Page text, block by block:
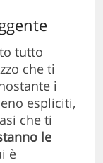
tutto
che ti
i
espliciti,
che ti
le
è